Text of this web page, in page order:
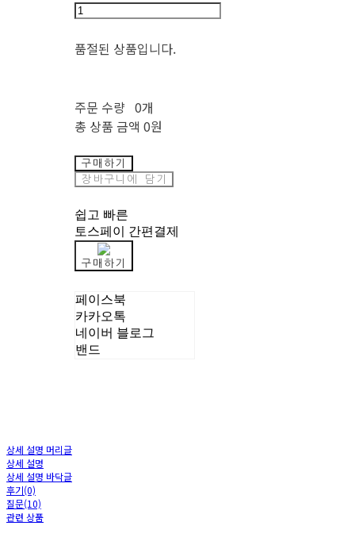
품절된 상품입니다.
주문 수량 0개
총 상품 금액 0원
구매하기
장바구니에 담기
쉽고 빠른
토스페이 간편결제
구매하기
페이스북
카카오톡
네이버 블로그
밴드
상세 설명 머리글
상세 설명
상세 설명 바닥글
후기(0)
질문(10)
관련 상품